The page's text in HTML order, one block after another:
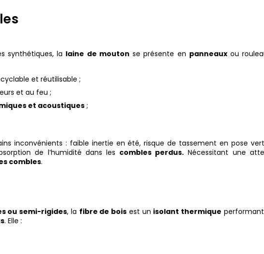
synthétiques, la laine de mouton se présente en panneauxou
et réutilisable ;
et au feu ;
et acoustiques;
inconvénients : faible inertie en été, risque de tassement en pose
de l’humidité dans les combles perdus. Nécessitant une
combles.
ou semi-rigides, la fibre de bois est un isolant thermique
. Elle :